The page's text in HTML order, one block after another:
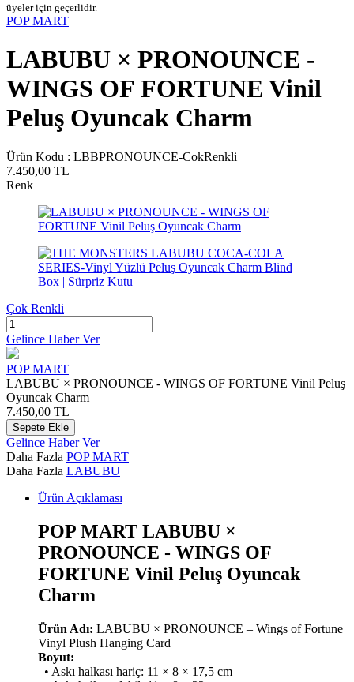
üyeler için geçerlidir.
POP MART
LABUBU × PRONOUNCE -
WINGS OF FORTUNE Vinil
Peluş Oyuncak Charm
Ürün Kodu : LBBPRONOUNCE-CokRenkli
7.450,00 TL
Renk
Çok Renkli
Gelince Haber Ver
POP MART
LABUBU × PRONOUNCE - WINGS OF FORTUNE Vinil Peluş
Oyuncak Charm
7.450,00 TL
Sepete Ekle
Gelince Haber Ver
Daha Fazla POP MART
Daha Fazla LABUBU
Ürün Açıklaması
POP MART LABUBU ×
PRONOUNCE - WINGS OF
FORTUNE Vinil Peluş Oyuncak
Charm
Ürün Adı: LABUBU × PRONOUNCE – Wings of Fortune
Vinyl Plush Hanging Card
Boyut:
• Askı halkası hariç: 11 × 8 × 17,5 cm